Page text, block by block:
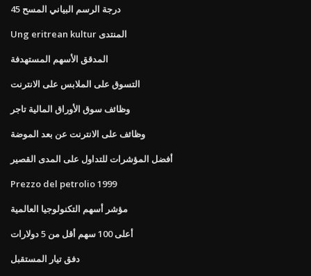
45 درجة الرسم البياني المسح
Ung eritrean kultur المنتدى
المدقق الأسهم المستهدفة
التسوق على الملابس على الانترنت
وظائف سوق الأوراق المالية تاجر
وظائف على الانترنت عن بعد الموضة
أفضل المؤشرات للتداول على المدى القصير
Prezzo del petrolio 1999
مؤشر أسهم التكنولوجيا العالمية
أعلى 100 سهم أقل من 5 دولارات
دفق تيار المستقبل